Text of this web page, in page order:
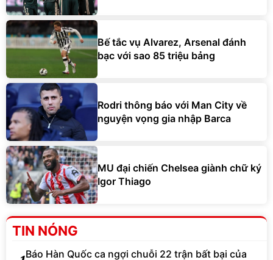
Bế tắc vụ Alvarez, Arsenal đánh
bạc với sao 85 triệu bảng
Rodri thông báo với Man City về
nguyện vọng gia nhập Barca
MU đại chiến Chelsea giành chữ ký
Igor Thiago
TIN NÓNG
Báo Hàn Quốc ca ngợi chuỗi 22 trận bất bại của